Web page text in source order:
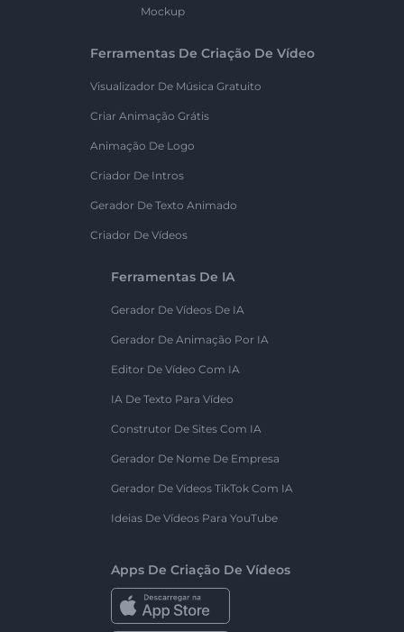
Mockup
Ferramentas De Criação De Vídeo
Visualizador De Música Gratuito
Criar Animação Grátis
Animação De Logo
Criador De Intros
Gerador De Texto Animado
Criador De Vídeos
Ferramentas De IA
Gerador De Vídeos De IA
Gerador De Animação Por IA
Editor De Vídeo Com IA
IA De Texto Para Vídeo
Construtor De Sites Com IA
Gerador De Nome De Empresa
Gerador De Vídeos TikTok Com IA
Ideias De Vídeos Para YouTube
Apps De Criação De Vídeos